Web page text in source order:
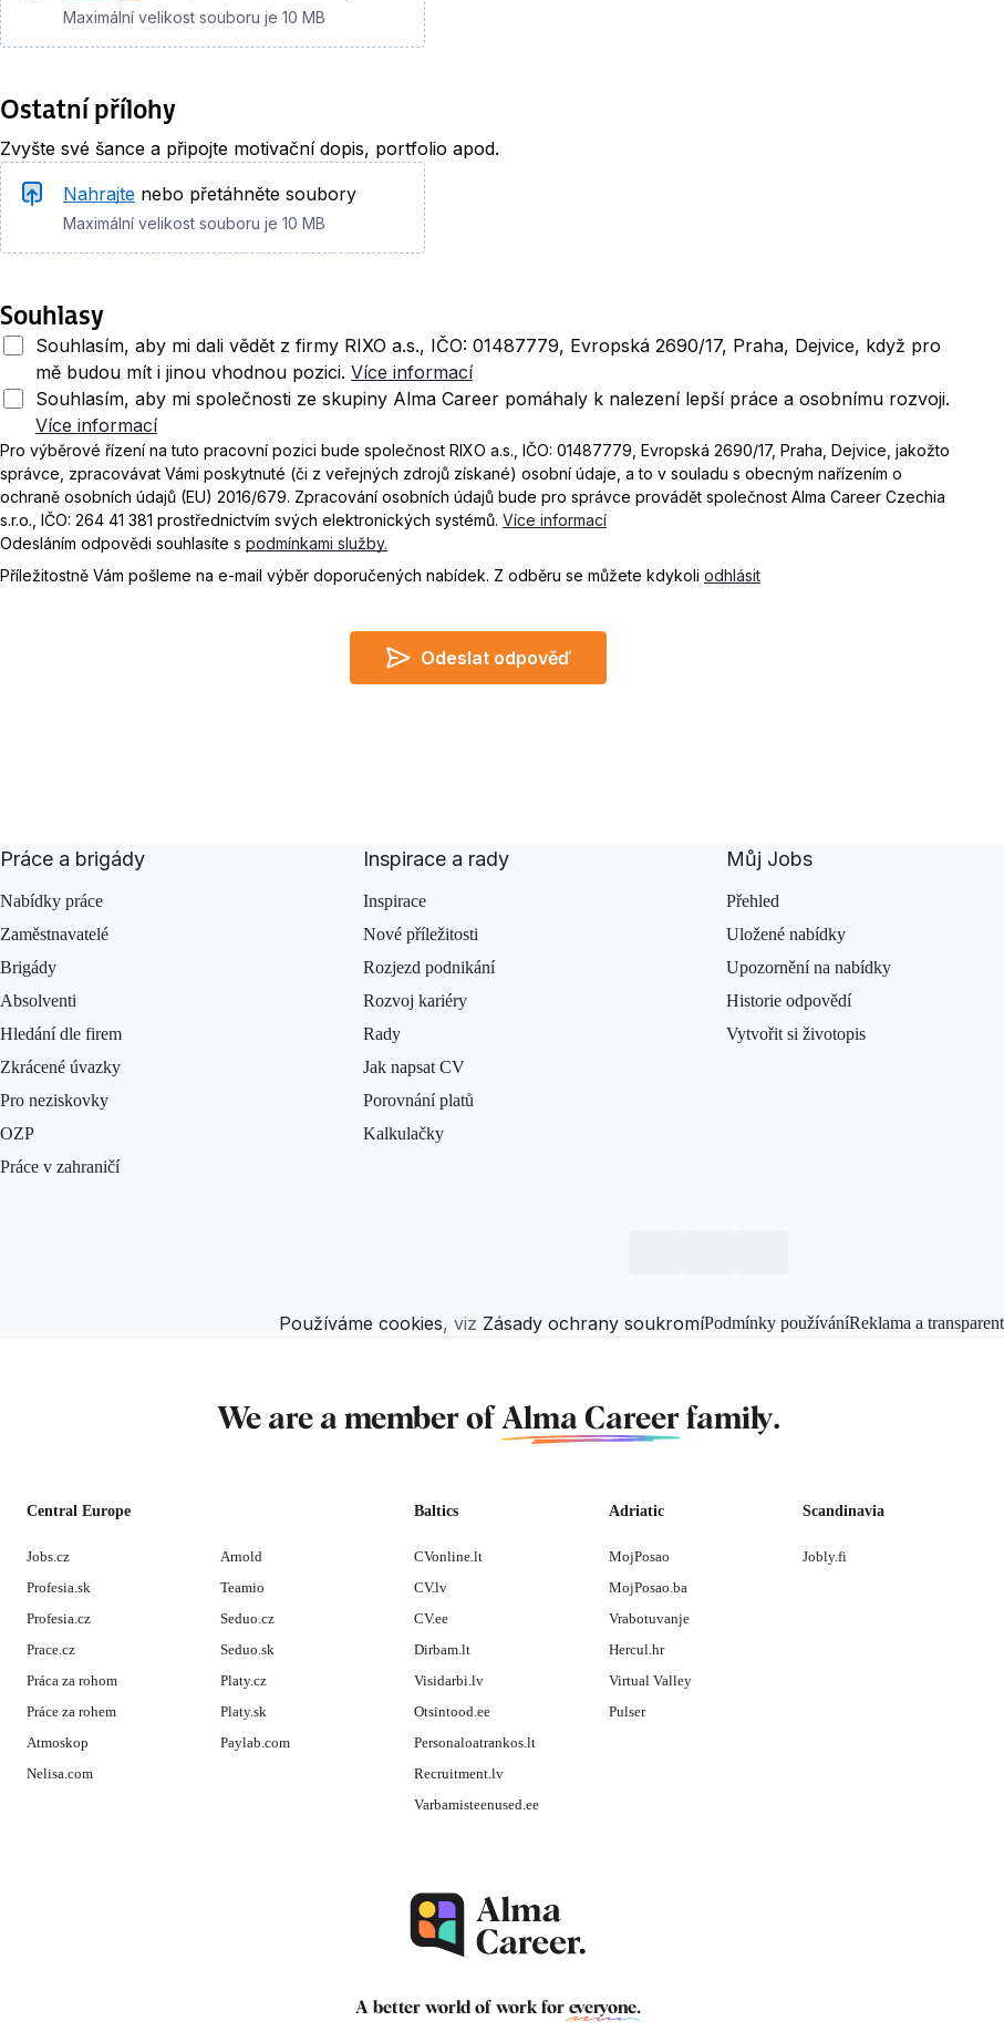
Maximální velikost souboru je 10 MB
Ostatní přílohy
Zvyšte své šance a připojte motivační dopis, portfolio apod.
Nahrajte nebo přetáhněte soubory
Maximální velikost souboru je 10 MB
Souhlasy
Souhlasím, aby mi dali vědět z firmy RIXO a.s., IČO: 01487779, Evropská 2690/17, Praha, Dejvice, když pro
mě budou mít i jinou vhodnou pozici. Více informací
Souhlasím, aby mi společnosti ze skupiny Alma Career pomáhaly k nalezení lepší práce a osobnímu rozvoji.
Více informací
Pro výběrové řízení na tuto pracovní pozici bude společnost RIXO a.s., IČO: 01487779, Evropská 2690/17, Praha, Dejvice, jakožto
správce, zpracovávat Vámi poskytnuté (či z veřejných zdrojů získané) osobní údaje, a to v souladu s obecným nařízením o
ochraně osobních údajů (EU) 2016/679. Zpracování osobních údajů bude pro správce provádět společnost Alma Career Czechia
s.r.o., IČO: 264 41 381 prostřednictvím svých elektronických systémů. Více informací
Odesláním odpovědi souhlasíte s podmínkami služby.
Příležitostně Vám pošleme na e-mail výběr doporučených nabídek. Z odběru se můžete kdykoli odhlásit
Odeslat odpověď
Práce a brigády
Nabídky práce
Zaměstnavatelé
Brigády
Absolventi
Hledání dle firem
Zkrácené úvazky
Pro neziskovky
OZP
Práce v zahraničí
Inspirace a rady
Inspirace
Nové příležitosti
Rozjezd podnikání
Rozvoj kariéry
Rady
Jak napsat CV
Porovnání platů
Kalkulačky
Můj Jobs
Přehled
Uložené nabídky
Upozornění na nabídky
Historie odpovědí
Vytvořit si životopis
Používáme cookies, viz Zásady ochrany soukromíPodmínky používáníReklama a
We are a member of Alma Careerfamily.
Central Europe
Jobs.cz
Profesia.sk
Profesia.cz
Prace.cz
Práca za rohom
Práce za rohem
Atmoskop
Nelisa.com
Arnold
Teamio
Seduo.cz
Seduo.sk
Platy.cz
Platy.sk
Paylab.com
Baltics
CVonline.lt
CV.lv
CV.ee
Dirbam.lt
Visidarbi.lv
Otsintood.ee
Personaloatrankos.lt
Recruitment.lv
Varbamisteenused.ee
Adriatic
MojPosao
MojPosao.ba
Vrabotuvanje
Hercul.hr
Virtual Valley
Pulser
Scandinavia
Jobly.fi
A better world of work for everyone.